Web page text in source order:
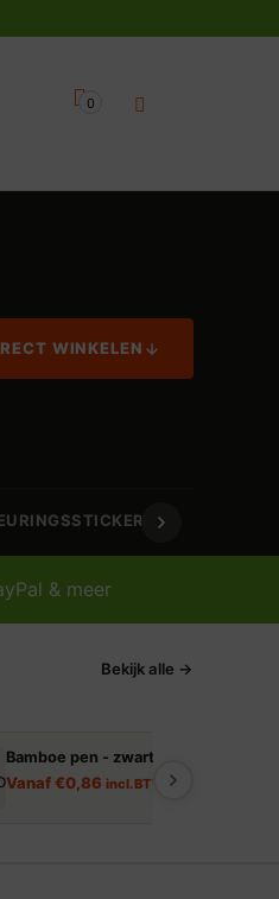
0
WINKELEN
17
& meer
Bekijk alle →
Bamboe pen - zwart schrijvend
Vanaf€0,86 incl. BTW